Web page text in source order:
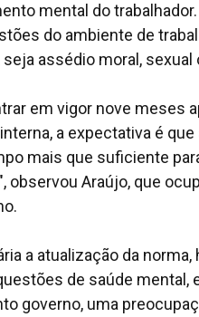
mental do
do ambiente de
assédio moral,
em vigor nove meses
a expectativa é
mais que suficiente
Araújo, que
a atualização da
de saúde mental,
governo, uma